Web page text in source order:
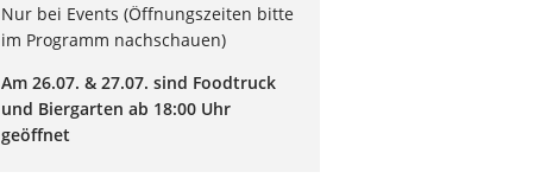
Nur bei Events (Öffnungszeiten bitte
im Programm nachschauen)
Am 26.07. & 27.07. sind Foodtruck
und Biergarten ab 18:00 Uhr
geöffnet